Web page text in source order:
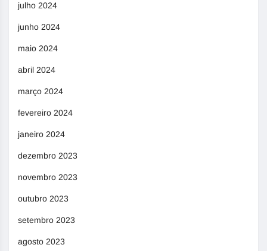
julho 2024
junho 2024
maio 2024
abril 2024
março 2024
fevereiro 2024
janeiro 2024
dezembro 2023
novembro 2023
outubro 2023
setembro 2023
agosto 2023